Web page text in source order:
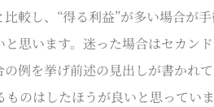
較し、“得る利益”が多い場合が
思います。迷った場合はセカン
例を挙げ前述の見出しが書かれ
のはしたほうが良いと思ってい